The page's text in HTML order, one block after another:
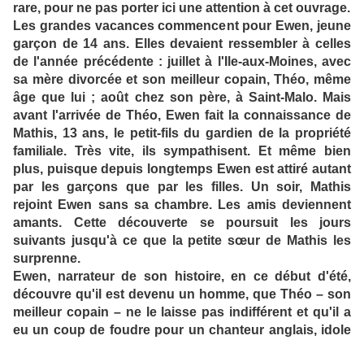
rare, pour ne pas porter ici une attention à cet ouvrage.
Les grandes vacances commencent pour Ewen, jeune
garçon de 14 ans. Elles devaient ressembler à celles
de l'année précédente : juillet à l'Ile-aux-Moines, avec
sa mère divorcée et son meilleur copain, Théo, même
âge que lui ; août chez son père, à Saint-Malo. Mais
avant l'arrivée de Théo, Ewen fait la connaissance de
Mathis, 13 ans, le petit-fils du gardien de la propriété
familiale. Très vite, ils sympathisent. Et même bien
plus, puisque depuis longtemps Ewen est attiré autant
par les garçons que par les filles. Un soir, Mathis
rejoint Ewen sans sa chambre. Les amis deviennent
amants. Cette découverte se poursuit les jours
suivants jusqu'à ce que la petite sœur de Mathis les
surprenne.
Ewen, narrateur de son histoire, en ce début d'été,
découvre qu'il est devenu un homme, que Théo – son
meilleur copain – ne le laisse pas indifférent et qu'il a
eu un coup de foudre pour un chanteur anglais, idole